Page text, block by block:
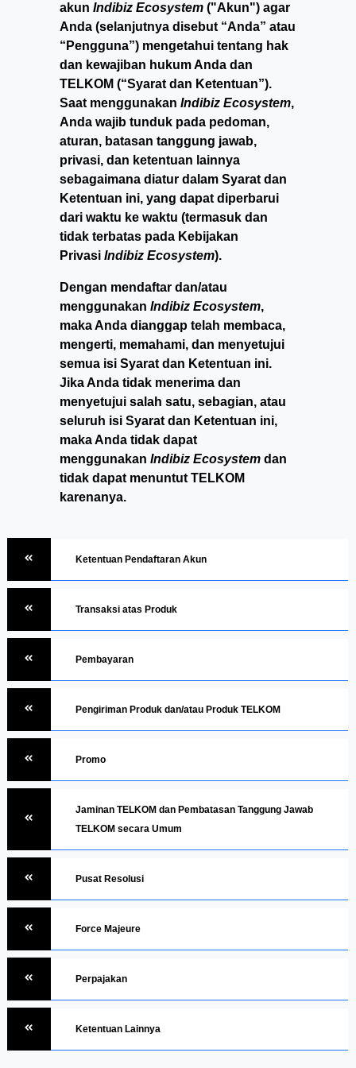
akun Indibiz Ecosystem ("Akun") agar
Anda (selanjutnya disebut “Anda” atau
“Pengguna”) mengetahui tentang hak
dan kewajiban hukum Anda dan
TELKOM (“Syarat dan Ketentuan”).
Saat menggunakan Indibiz Ecosystem,
Anda wajib tunduk pada pedoman,
aturan, batasan tanggung jawab,
privasi, dan ketentuan lainnya
sebagaimana diatur dalam Syarat dan
Ketentuan ini, yang dapat diperbarui
dari waktu ke waktu (termasuk dan
tidak terbatas pada Kebijakan
Privasi Indibiz Ecosystem).
Dengan mendaftar dan/atau
menggunakan Indibiz Ecosystem,
maka Anda dianggap telah membaca,
mengerti, memahami, dan menyetujui
semua isi Syarat dan Ketentuan ini.
Jika Anda tidak menerima dan
menyetujui salah satu, sebagian, atau
seluruh isi Syarat dan Ketentuan ini,
maka Anda tidak dapat
menggunakan Indibiz Ecosystem dan
tidak dapat menuntut TELKOM
karenanya.
Ketentuan Pendaftaran Akun
Transaksi atas Produk
Pembayaran
Pengiriman Produk dan/atau Produk TELKOM
Promo
Jaminan TELKOM dan Pembatasan Tanggung Jawab
TELKOM secara Umum
Pusat Resolusi
Force Majeure
Perpajakan
Ketentuan Lainnya